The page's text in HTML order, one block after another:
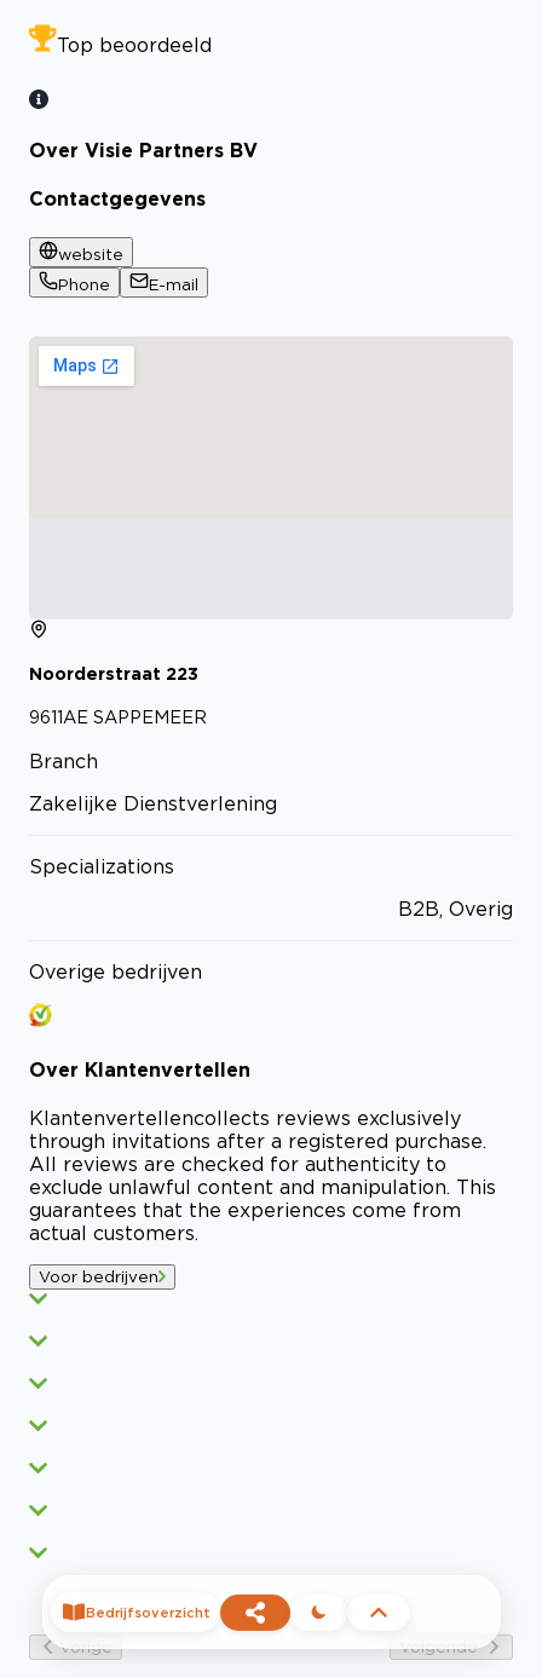
Top beoordeeld
Over Visie Partners BV
Contactgegevens
website
Phone
E-mail
Noorderstraat 223
9611AE SAPPEMEER
Branch
Zakelijke Dienstverlening
Specializations
B2B, Overig
Overige bedrijven
Over Klantenvertellen
Klantenvertellencollects reviews exclusively
through invitations after a registered purchase.
All reviews are checked for authenticity to
exclude unlawful content and manipulation. This
guarantees that the experiences come from
actual customers.
Voor bedrijven
Vorige Volgende
Bedrijfsoverzicht